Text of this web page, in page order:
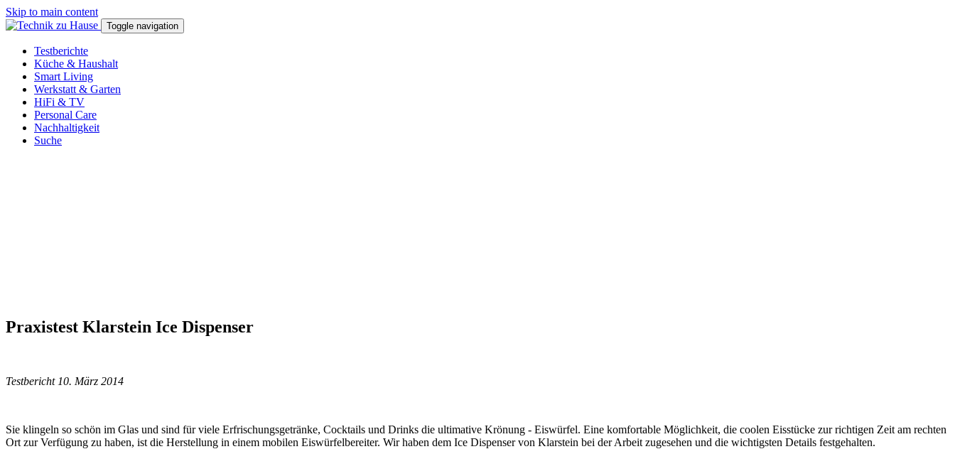
Skip to main content
Toggle navigation
Testberichte
Küche & Haushalt
Smart Living
Werkstatt & Garten
HiFi & TV
Personal Care
Nachhaltigkeit
Suche
Praxistest Klarstein Ice Dispenser
Testbericht 10. März 2014
Sie klingeln so schön im Glas und sind für viele Erfrischungs­getränke, Cocktails und Drinks die ultimative­ Krönung - Eiswürfel. Eine komfortable Möglichkeit, die coolen Eisstücke zur richtigen Zeit am rechten
Ort zur Verfügung zu haben, ist die Herstellung in einem mobilen­ Eiswürfelbereiter. Wir haben dem Ice Dispenser­ von Klarstein bei der Arbeit zugesehen und die wichtigsten­ Details festgehalten.